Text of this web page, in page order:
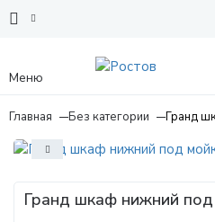
Меню
Главная Без категории Гранд
Гранд шкаф нижний